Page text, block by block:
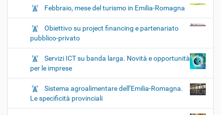
Febbraio, mese del turismo in Emilia-Romagna
Obiettivo su project financing e partenariato
pubblico-privato
Servizi ICT su banda larga. Novità e opportunità
per le imprese
Sistema agroalimentare dell’Emilia-Romagna.
Le specificità provinciali